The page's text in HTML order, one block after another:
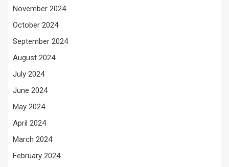
November 2024
October 2024
September 2024
August 2024
July 2024
June 2024
May 2024
April 2024
March 2024
February 2024